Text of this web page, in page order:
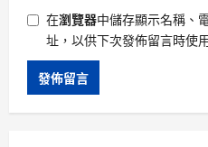
在瀏覽器中儲存顯示名稱、
址，以供下次發佈留言時使